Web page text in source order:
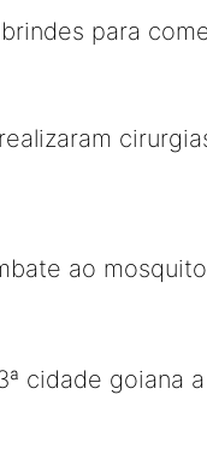
para
ao
cidade goiana